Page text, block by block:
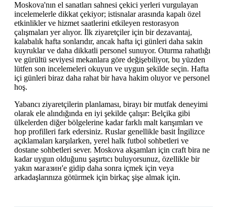
Moskova'nın el sanatları sahnesi çekici yerleri vurgulayan
incelemelerle dikkat çekiyor; istisnalar arasında kapalı özel
etkinlikler ve hizmet saatlerini etkileyen restorasyon
çalışmaları yer alıyor. İlk ziyaretçiler için bir dezavantaj,
kalabalık hafta sonlarıdır, ancak hafta içi günleri daha sakin
kuyruklar ve daha dikkatli personel sunuyor. Oturma rahatlığı
ve gürültü seviyesi mekanlara göre değişebiliyor, bu yüzden
lütfen son incelemeleri okuyun ve uygun şekilde seçin. Hafta
içi günleri biraz daha rahat bir hava hakim oluyor ve personel
hoş.
Yabancı ziyaretçilerin planlaması, birayı bir mutfak deneyimi
olarak ele alındığında en iyi şekilde çalışır: Belçika gibi
ülkelerden diğer bölgelerine kadar farklı malt karışımları ve
hop profilleri fark edersiniz. Ruslar genellikle basit İngilizce
açıklamaları karşılarken, yerel halk futbol sohbetleri ve
dostane sohbetleri sever. Moskova akşamları için craft bira ne
kadar uygun olduğunu şaşırtıcı buluyorsunuz, özellikle bir
yakın магазин'e gidip daha sonra içmek için veya
arkadaşlarınıza götürmek için birkaç şişe almak için.